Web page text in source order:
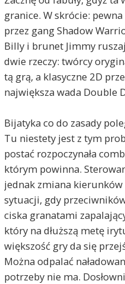
granice. W skrócie:
przez gang Shadow
Billy i brunet Jimmy
dwie rzeczy: twórcy
tą grą, a klasyczne 2D
największa wada Double
Bijatyka co do zasady
Tu niestety jest z tym
postać rozpoczynała
którym powinna.
jednak zmiana
sytuacji, gdy
ciska granatami
który na dłuższą metę
większość gry da się
Można odpalać
potrzeby nie ma.